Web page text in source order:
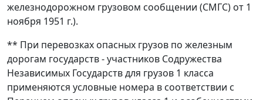
железнодорожном грузовом сообщении (СМГС) от 1
ноября 1951 г.).
** При перевозках опасных грузов по железным
дорогам государств - участников Содружества
Независимых Государств для грузов 1 класса
применяются условные номера в соответствии с